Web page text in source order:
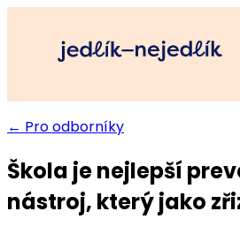
← Pro odborníky
Škola je nejlepší
nástroj, který jako